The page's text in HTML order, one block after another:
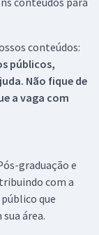
conteúdos:
públicos,
Não fique de
a vaga com
graduação e
com a
que
área.